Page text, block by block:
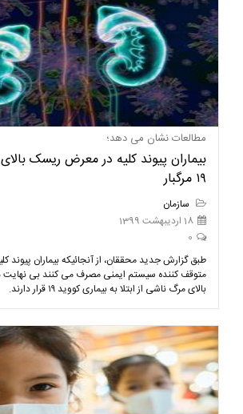
مطالعات نشان می دهد؛
بیماران پیوند کلیه در معرض ریسک بالای
۱۹ مرگبار
سازمان
18 اردیبهشت 1399
0
طبق گزارش جدید محققان، از آنجائیکه بیماران پیوند
متوقف کننده سیستم ایمنی مصرف می کنند بی
بالای مرگ ناشی از ابتلا به بیماری کووید ۱۹ قرار دارند.